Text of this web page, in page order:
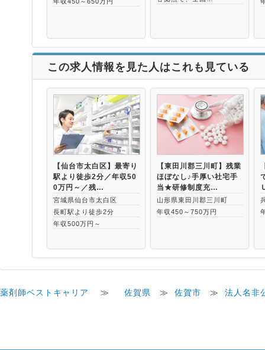
この求人情報を見た人はこれも見ている
【仙台市太白区】最寄り
駅より徒歩2分／年収50
0万円～／残…
宮城県仙台市太白区
長町駅より徒歩2分
年収500万円～
【東田川郡三川町】残業
ほぼなし♪手厚い社宅手
当★研修制度充…
山形県東田川郡三川町
年収450～750万円
薬剤師ベストキャリア ≫ 佐賀県 ≫ 佐賀市 ≫ 法人名非